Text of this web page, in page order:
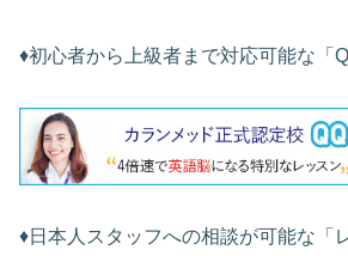
♦︎初心者から上級者まで対応可能な「
♦︎日本人スタッフへの相談が可能な「